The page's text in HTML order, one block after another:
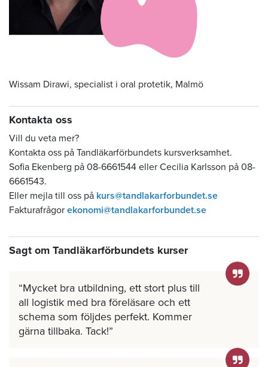
Wissam Dirawi, specialist i oral protetik, Malmö
Kontakta oss
Vill du veta mer?
Kontakta oss på Tandläkarförbundets kursverksamhet.
Sofia Ekenberg på 08-6661544 eller Cecilia Karlsson på 08-
6661543.
Eller mejla till oss på kurs@tandlakarforbundet.se
Fakturafrågor ekonomi@tandlakarforbundet.se
Sagt om Tandläkarförbundets kurser
Mycket bra utbildning, ett stort plus till
all logistik med bra föreläsare och ett
schema som följdes perfekt. Kommer
gärna tillbaka. Tack!